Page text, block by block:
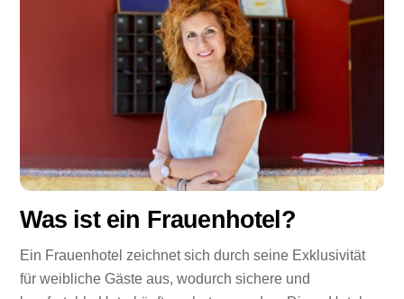
Was ist ein Frauenhotel?
Ein Frauenhotel zeichnet sich durch seine Exklusivität
für weibliche Gäste aus, wodurch sichere und